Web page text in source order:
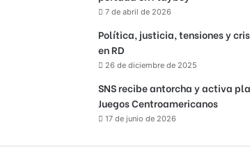
7 de abril de 2026
Política, justicia, tensiones y
en RD
26 de diciembre de 2025
SNS recibe antorcha y activa
Juegos Centroamericanos
17 de junio de 2026